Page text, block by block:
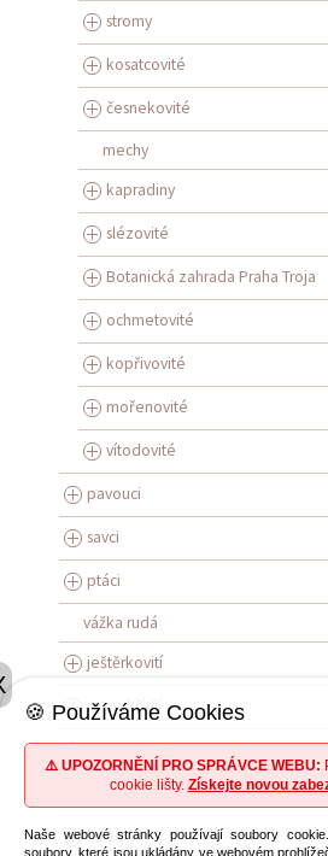
stromy
kosatcovité
česnekovité
mechy
kapradiny
slézovité
Botanická zahrada Praha Troja
ochmetovité
kopřivovité
mořenovité
vítodovité
pavouci
savci
ptáci
vážka rudá
ještěrkovití
rovnokřídlí
obojživelníci
síťokřídlí
lidé
🍪 Používáme Cookies
⚠️ UPOZORNĚNÍ PRO SPRÁVCE WEBU:
cookie lišty. Získejte novou
Naše webové stránky používají soubory
soubory, které jsou ukládány ve webovém